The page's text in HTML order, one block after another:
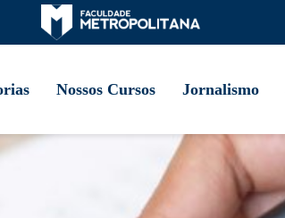
Nossos Cursos Jornalismo